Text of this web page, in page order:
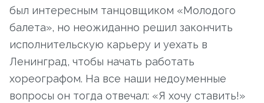
был интересным танцовщиком «Молодого
балета», но неожиданно решил закончить
исполнительскую карьеру и уехать в
Ленинград, чтобы начать работать
хореографом. На все наши недоуменные
вопросы он тогда отвечал: «Я хочу ставить!»